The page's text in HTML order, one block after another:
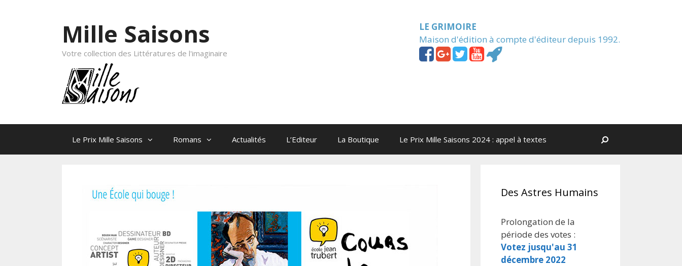
LE GRIMOIRE
Maison d'édition à compte d'éditeur depuis 1992.
Mille Saisons
Votre collection des Littératures de l'imaginaire
Le Prix Mille Saisons Romans Actualités L’Editeur La Boutique Le Prix Mille Saisons 2024 : appel à textes Rechercher
Des Astres Humains
Prolongation de la
période des votes :
Votez jusqu'au 31
décembre 2022